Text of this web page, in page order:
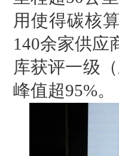
用使得碳核
140余家供应
库获评一级
峰值超95%。